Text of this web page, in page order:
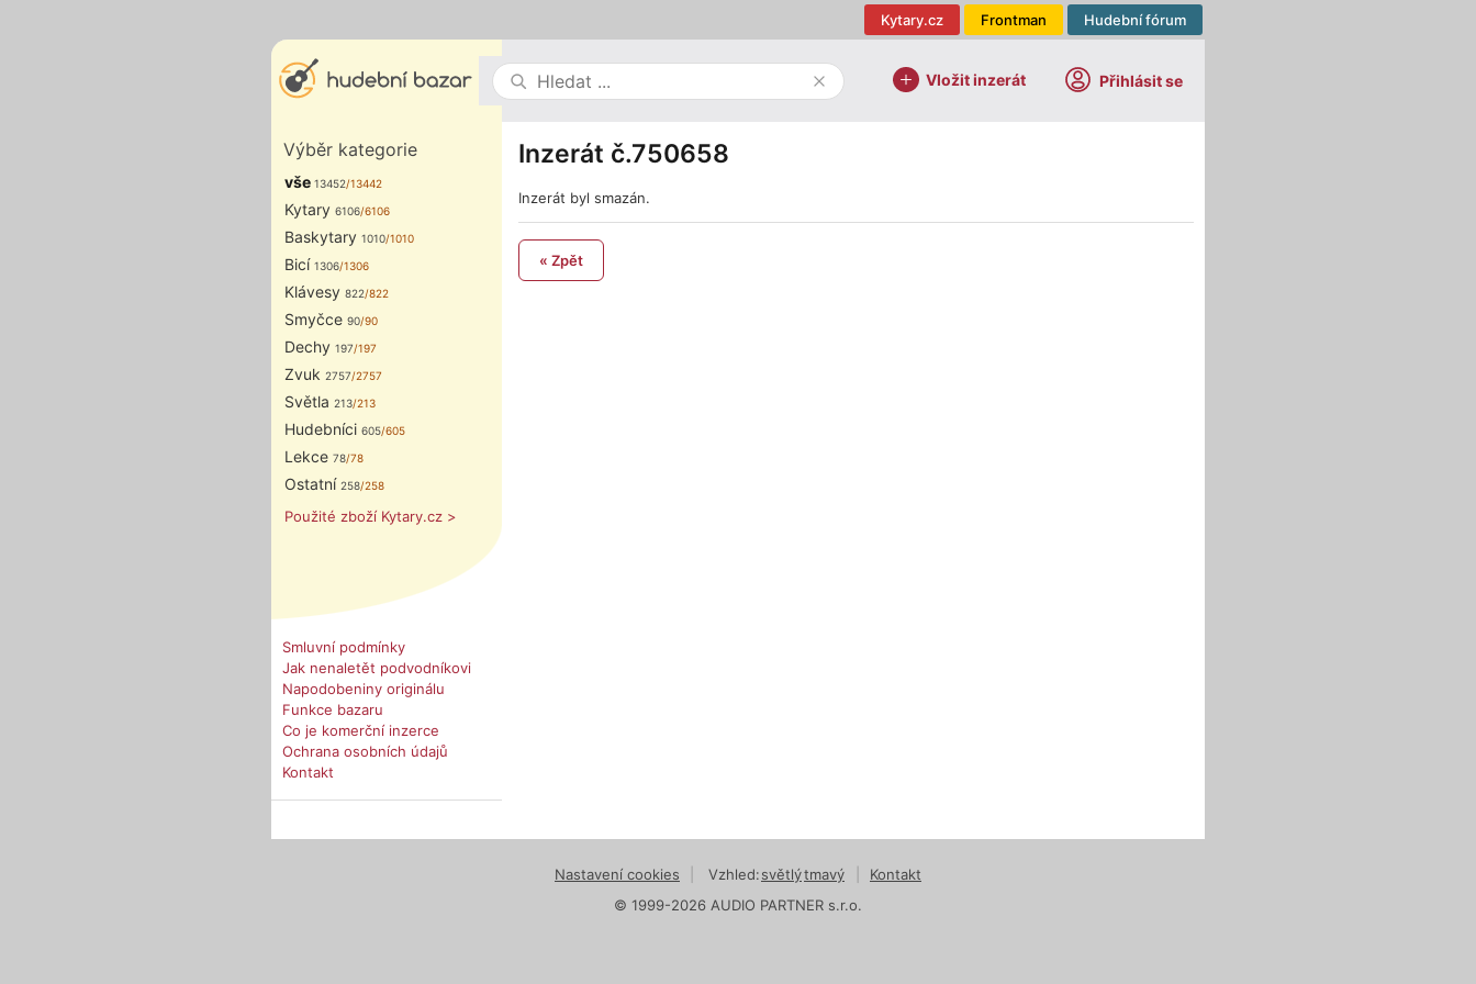
Hudební fórum
Frontman
Kytary.cz
Vložit inzerát Přihlásit se
Výběr kategorie
vše 13452/13442
Kytary 6106/6106
Baskytary 1010/1010
Bicí 1306/1306
Klávesy 822/822
Smyčce 90/90
Dechy 197/197
Zvuk 2757/2757
Světla 213/213
Hudebníci 605/605
Lekce 78/78
Ostatní 258/258
Použité zboží Kytary.cz >
Smluvní podmínky
Jak nenaletět podvodníkovi
Napodobeniny originálu
Funkce bazaru
Co je komerční inzerce
Ochrana osobních údajů
Kontakt
Inzerát č.750658
Inzerát byl smazán.
« Zpět
Nastavení cookies Vzhled:světlýtmavý
Kontakt
© 1999-2026 AUDIO PARTNER s.r.o.